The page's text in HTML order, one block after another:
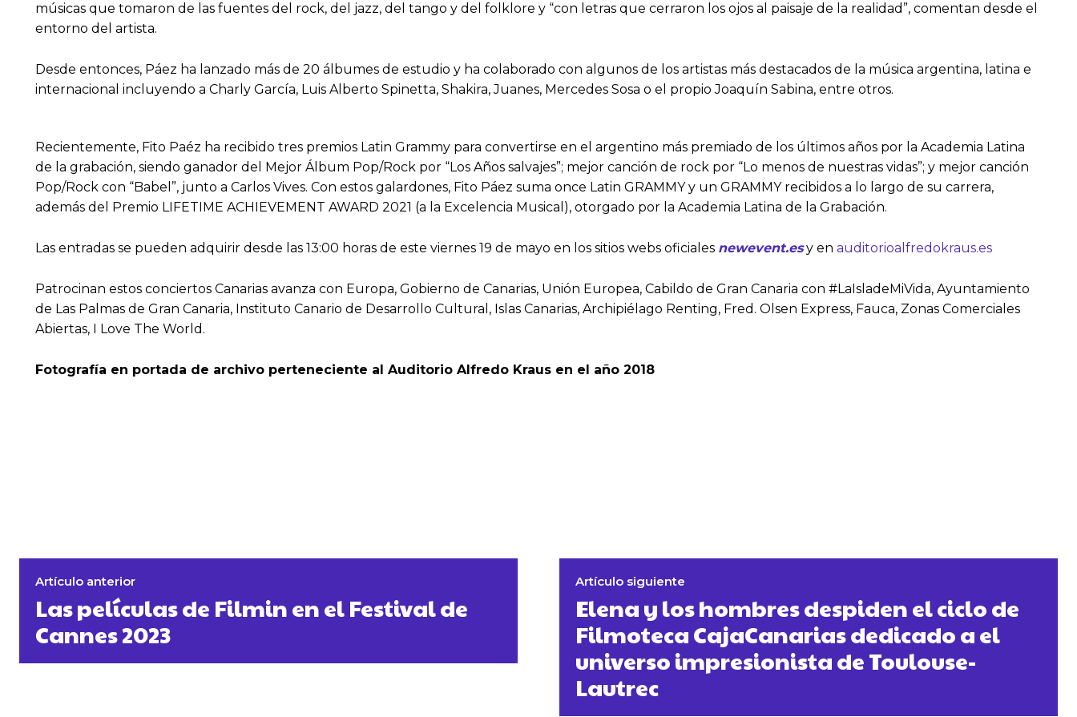
músicas que tomaron de las fuentes del rock, del jazz, del tango y del folklore y “con letras que cerraron los ojos al paisaje de la realidad”, comentan desde el
entorno del artista.
Desde entonces, Páez ha lanzado más de 20 álbumes de estudio y ha colaborado con algunos de los artistas más destacados de la música argentina, latina e
internacional incluyendo a Charly García, Luis Alberto Spinetta, Shakira, Juanes, Mercedes Sosa o el propio Joaquín Sabina, entre otros.
Recientemente, Fito Paéz ha recibido tres premios Latin Grammy para convertirse en el argentino más premiado de los últimos años por la Academia Latina
de la grabación, siendo ganador del Mejor Álbum Pop/Rock por “Los Años salvajes”; mejor canción de rock por “Lo menos de nuestras vidas”; y mejor canción
Pop/Rock con “Babel”, junto a Carlos Vives. Con estos galardones, Fito Páez suma once Latin GRAMMY y un GRAMMY recibidos a lo largo de su carrera,
además del Premio LIFETIME ACHIEVEMENT AWARD 2021 (a la Excelencia Musical), otorgado por la Academia Latina de la Grabación.
Las entradas se pueden adquirir desde las 13:00 horas de este viernes 19 de mayo en los sitios webs oficiales newevent.esy en auditorioalfredokraus.es
Patrocinan estos conciertos Canarias avanza con Europa, Gobierno de Canarias, Unión Europea, Cabildo de Gran Canaria con #LaIsladeMiVida, Ayuntamiento
de Las Palmas de Gran Canaria, Instituto Canario de Desarrollo Cultural, Islas Canarias, Archipiélago Renting, Fred. Olsen Express, Fauca, Zonas Comerciales
Abiertas, I Love The World.
Fotografía en portada de archivo perteneciente al Auditorio Alfredo Kraus en el año 2018
Artículo anterior
Las películas de Filmin en el Festival de
Cannes 2023
Artículo siguiente
Elena y los hombres despiden el ciclo de
Filmoteca CajaCanarias dedicado a el
universo impresionista de Toulouse-
Lautrec